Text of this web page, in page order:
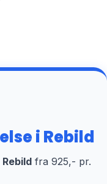
i Rebild
Rebild fra 925,- pr.